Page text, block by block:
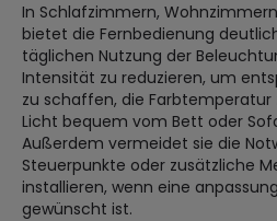
In Schlafzimmern,
bietet die Fernbedienung
täglichen Nutzung der
Intensität zu reduzieren, um
zu schaffen, die Farbtemperatur
Licht bequem vom Bett oder
Außerdem vermeidet sie die
Steuerpunkte oder zusätzliche
installieren, wenn eine
gewünscht ist.